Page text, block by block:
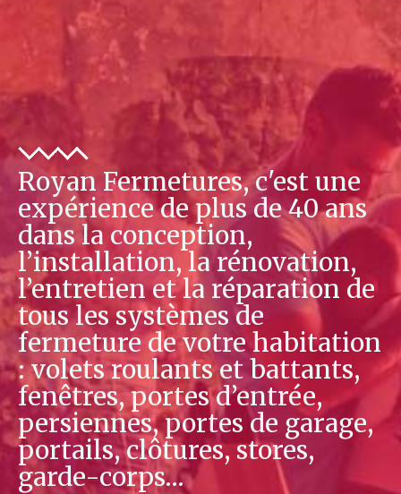
Royan Fermetures, c'est une
expérience de plus de 40 ans
dans la conception,
l’installation, la rénovation,
l’entretien et la réparation de
tous les systèmes de
fermeture de votre habitation
: volets roulants et battants,
fenêtres, portes d’entrée,
persiennes, portes de garage,
portails, clôtures, stores,
garde-corps…